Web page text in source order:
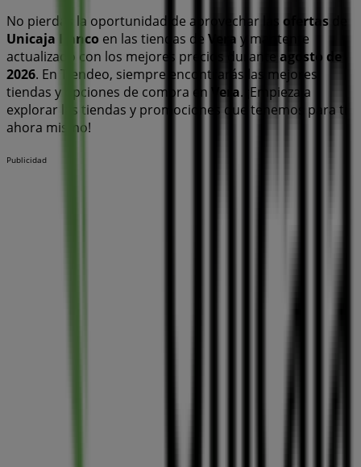
No pierdas la oportunidad de aprovechar las ofertas
Unicaja Banco en las tiendas de Vera y mantente
actualizado con los mejores precios durante agosto de
2026. En Tiendeo, siempre encontrarás las mejores
tiendas y opciones de compra en
Vera. ¡Empieza a
explorar las tiendas y promociones que tenemos para ti
ahora mismo!
Publicidad